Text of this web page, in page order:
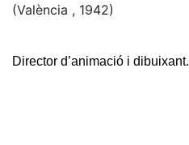
(València , 1942)
Director d’animació i dibuixant.